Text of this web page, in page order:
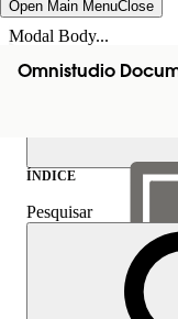
Open Main MenuClose
Modal Body...
Omnistudio
Mostrar índice
ÍNDICE
Pesquisar